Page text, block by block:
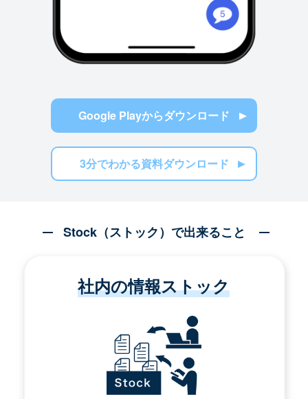
Google Playからダウンロード
3分でわかる資料ダウンロード
Stock（ストック）で出来ること
社内の情報ストック